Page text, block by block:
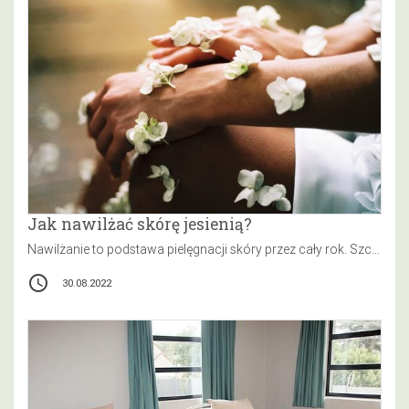
Jak nawilżać skórę jesienią?
access_time 30.08.2022